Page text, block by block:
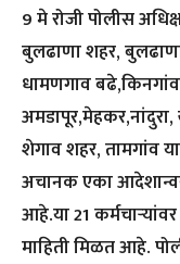
9 मे रोजी पोलीस
बुलढाणा शहर,
धामणगाव बढे,किनगांव
शेगाव शहर, तामगांव
अचानक एका
आहे.या 21
माहिती मिळत आहे.